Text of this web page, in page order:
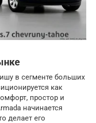
в сегменте больших
как
простор и
начинается
делает его